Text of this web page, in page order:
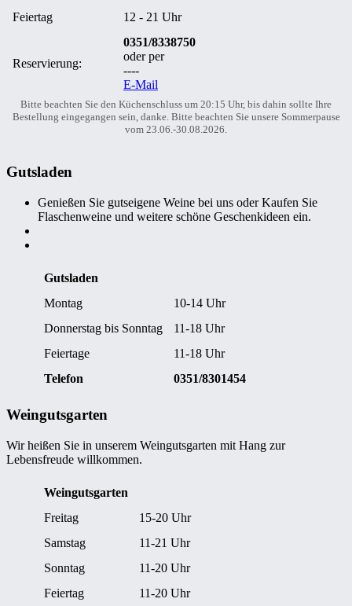
Feiertag
12 - 21 Uhr
Reservierung:
0351/8338750
oder per
----
E-Mail
Bitte beachten Sie den Küchenschluss um 20:15 Uhr, bis dahin sollte Ihre
Bestellung eingegangen sein, danke. Bitte beachten Sie unsere Sommerpause
vom 23.06.-30.08.2026.
Gutsladen
Genießen Sie gutseigene Weine bei uns oder Kaufen Sie
Flaschenweine und weitere schöne Geschenkideen ein.
Gutsladen
Montag
10-14 Uhr
Donnerstag bis Sonntag
11-18 Uhr
Feiertage
11-18 Uhr
Telefon
0351/8301454
Weingutsgarten
Wir heißen Sie in unserem Weingutsgarten mit Hang zur
Lebensfreude willkommen.
Weingutsgarten
Freitag
15-20 Uhr
Samstag
11-21 Uhr
Sonntag
11-20 Uhr
Feiertag
11-20 Uhr